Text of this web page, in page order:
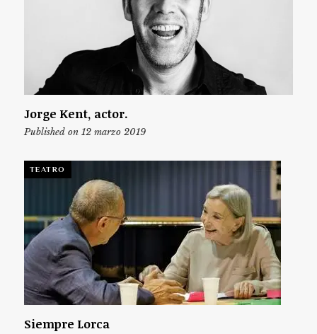
Jorge Kent, actor.
Published on 12 marzo 2019
TEATRO
Siempre Lorca